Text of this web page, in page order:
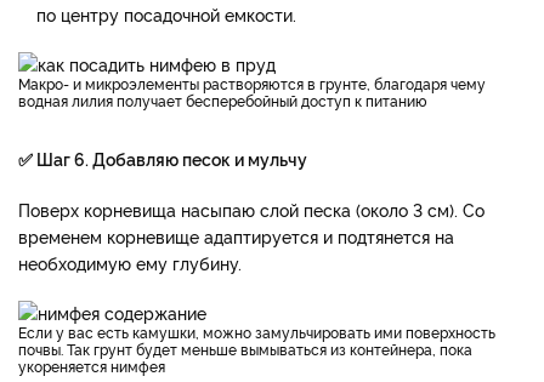
по центру посадочной емкости.
Макро- и микроэлементы растворяются в грунте, благодаря чему
водная лилия получает бесперебойный доступ к питанию
✅ Шаг 6. Добавляю песок и мульчу
Поверх корневища насыпаю слой песка (около 3 см). Со
временем корневище адаптируется и подтянется на
необходимую ему глубину.
Если у вас есть камушки, можно замульчировать ими поверхность
почвы. Так грунт будет меньше вымываться из контейнера, пока
укореняется нимфея